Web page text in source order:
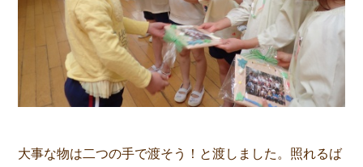
大事な物は二つの手で渡そう！と渡しました。照れるば